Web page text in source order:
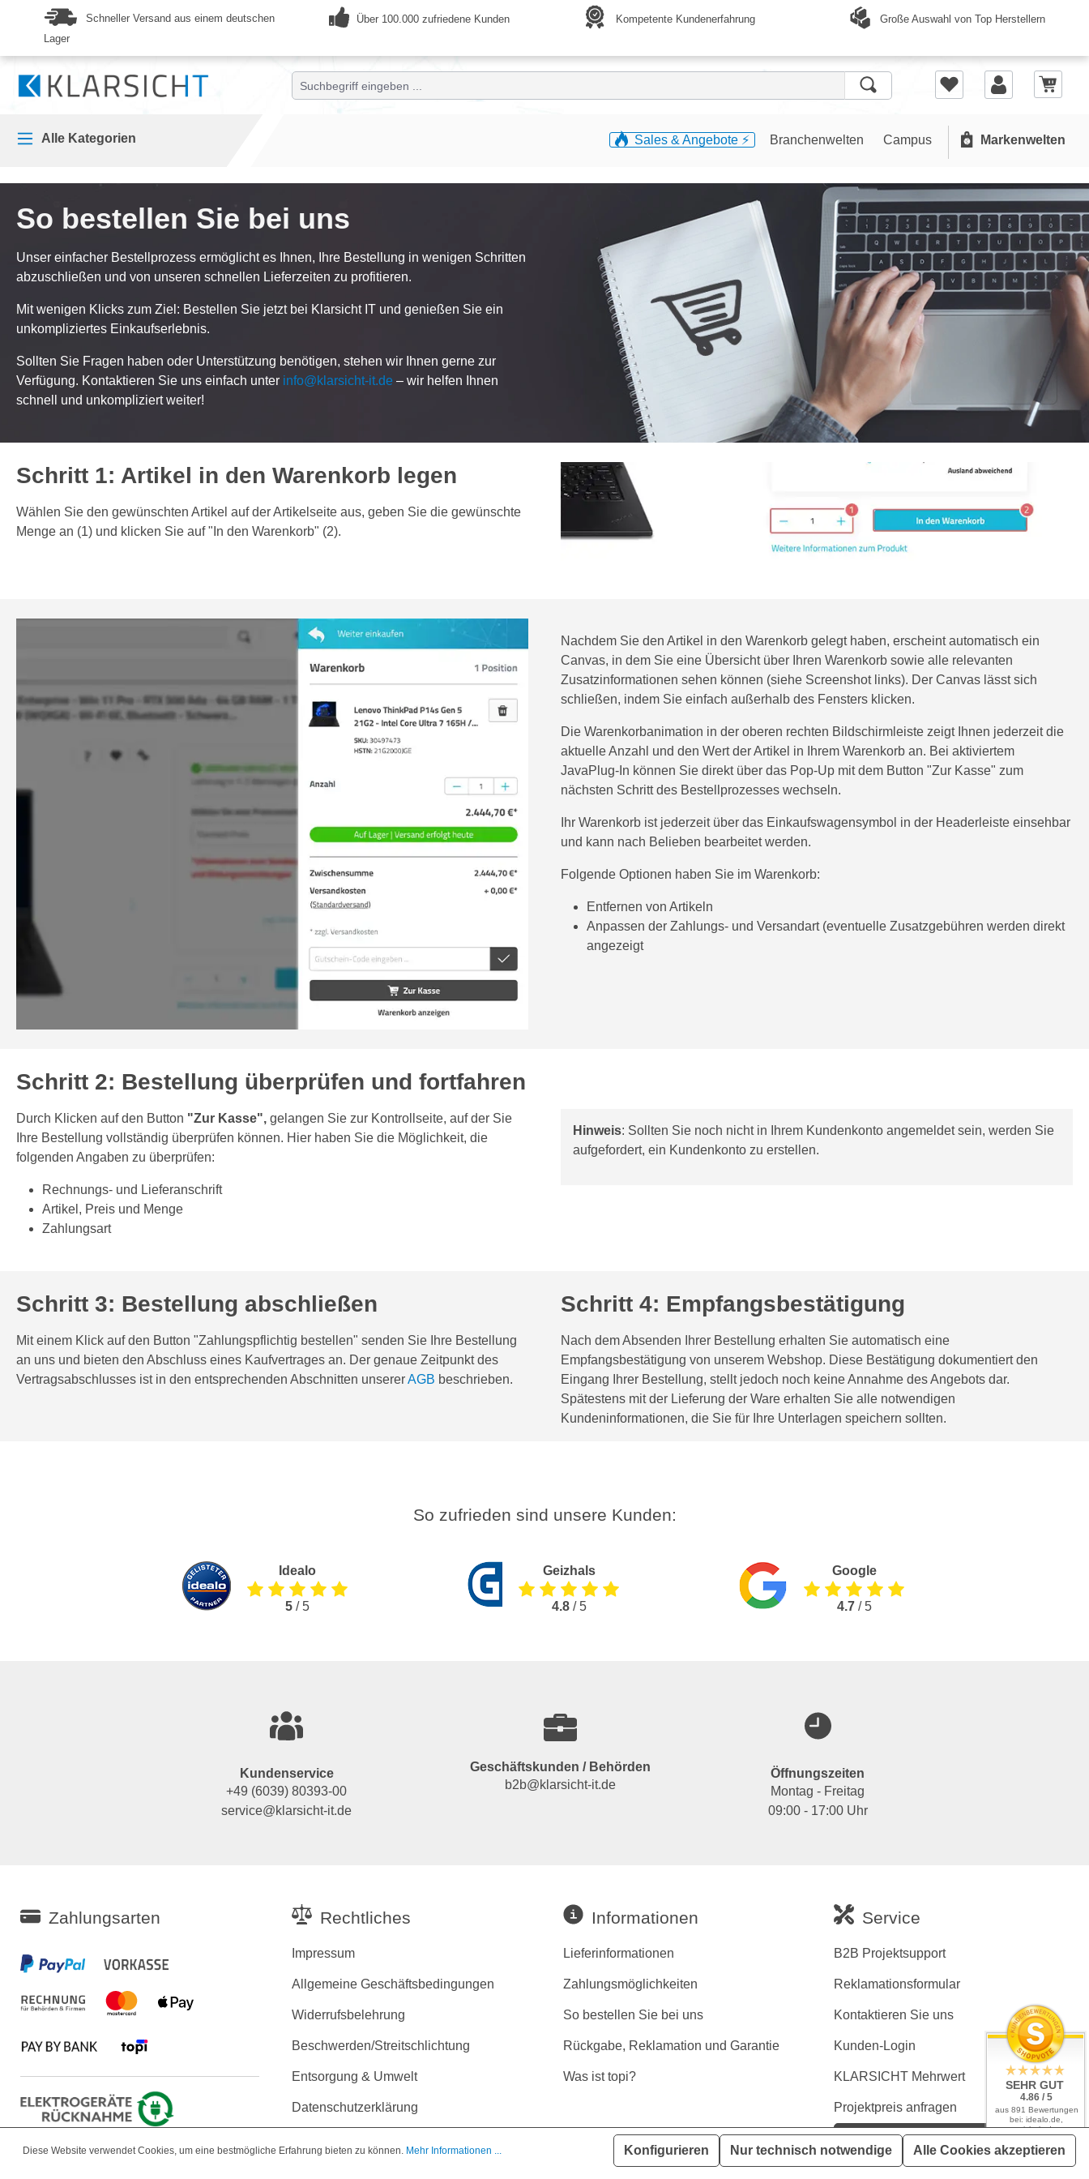
Zur Hauptnavigation springen
Schneller Versand aus einem deutschen
Lager
Über 100.000 zufriedene Kunden Kompetente Kundenerfahrung Große Auswahl von Top Herstellern
Alle Kategorien Sales & Angebote ⚡️ Branchenwelten Campus Markenwelten
So bestellen Sie bei uns
Unser einfacher Bestellprozess ermöglicht es Ihnen, Ihre Bestellung in wenigen Schritten
abzuschließen und von unseren schnellen Lieferzeiten zu profitieren.
Mit wenigen Klicks zum Ziel: Bestellen Sie jetzt bei Klarsicht IT und genießen Sie ein
unkompliziertes Einkaufserlebnis.
Sollten Sie Fragen haben oder Unterstützung benötigen, stehen wir Ihnen gerne zur
Verfügung. Kontaktieren Sie uns einfach unter info@klarsicht-it.de – wir helfen Ihnen
schnell und unkompliziert weiter!
Schritt 1: Artikel in den Warenkorb legen
Wählen Sie den gewünschten Artikel auf der Artikelseite aus, geben Sie die gewünschte
Menge an (1) und klicken Sie auf "In den Warenkorb" (2).
Nachdem Sie den Artikel in den Warenkorb gelegt haben, erscheint automatisch ein
Canvas, in dem Sie eine Übersicht über Ihren Warenkorb sowie alle relevanten
Zusatzinformationen sehen können (siehe Screenshot links). Der Canvas lässt sich
schließen, indem Sie einfach außerhalb des Fensters klicken.
Die Warenkorbanimation in der oberen rechten Bildschirmleiste zeigt Ihnen jederzeit die
aktuelle Anzahl und den Wert der Artikel in Ihrem Warenkorb an. Bei aktiviertem
JavaPlug-In können Sie direkt über das Pop-Up mit dem Button "Zur Kasse" zum
nächsten Schritt des Bestellprozesses wechseln.
Ihr Warenkorb ist jederzeit über das Einkaufswagensymbol in der Headerleiste einsehbar
und kann nach Belieben bearbeitet werden.
Folgende Optionen haben Sie im Warenkorb:
Entfernen von Artikeln
Anpassen der Zahlungs- und Versandart (eventuelle Zusatzgebühren werden direkt
angezeigt
Schritt 2: Bestellung überprüfen und fortfahren
Durch Klicken auf den Button "Zur Kasse", gelangen Sie zur Kontrollseite, auf der Sie
Ihre Bestellung vollständig überprüfen können. Hier haben Sie die Möglichkeit, die
folgenden Angaben zu überprüfen:
Rechnungs- und Lieferanschrift
Artikel, Preis und Menge
Zahlungsart
Hinweis: Sollten Sie noch nicht in Ihrem Kundenkonto angemeldet sein, werden Sie
aufgefordert, ein Kundenkonto zu erstellen.
Schritt 3: Bestellung abschließen
Mit einem Klick auf den Button "Zahlungspflichtig bestellen" senden Sie Ihre Bestellung
an uns und bieten den Abschluss eines Kaufvertrages an. Der genaue Zeitpunkt des
Vertragsabschlusses ist in den entsprechenden Abschnitten unsererAGB beschrieben.
Schritt 4: Empfangsbestätigung
Nach dem Absenden Ihrer Bestellung erhalten Sie automatisch eine
Empfangsbestätigung von unserem Webshop. Diese Bestätigung dokumentiert den
Eingang Ihrer Bestellung, stellt jedoch noch keine Annahme des Angebots dar.
Spätestens mit der Lieferung der Ware erhalten Sie alle notwendigen
Kundeninformationen, die Sie für Ihre Unterlagen speichern sollten.
So zufrieden sind unsere Kunden:
Idealo
5/ 5
Geizhals
4.8/ 5
Google
4.7/ 5
Kundenservice
+49 (6039) 80393-00
service@klarsicht-it.de
Geschäftskunden / Behörden
b2b@klarsicht-it.de
Öffnungszeiten
Montag - Freitag
09:00 - 17:00 Uhr
Zahlungsarten Rechtliches
Impressum
Allgemeine Geschäftsbedingungen
Widerrufsbelehrung
Beschwerden/Streitschlichtung
Entsorgung & Umwelt
Datenschutzerklärung
Informationen
Lieferinformationen
Zahlungsmöglichkeiten
So bestellen Sie bei uns
Rückgabe, Reklamation und Garantie
Was ist topi?
Service
B2B Projektsupport
Reklamationsformular
Kontaktieren Sie uns
Kunden-Login
KLARSICHT Mehrwert
Projektpreis anfragen
Kaufvertrag widerrufen
Diese Website verwendet Cookies, um eine bestmögliche Erfahrung bieten zu können. Mehr Informationen ... Konfigurieren Nur technisch notwendige Alle Cookies akzeptieren
SEHR GUT
4.86 / 5
aus 891 Bewertungen
bei: idealo.de,
geizhals.de,
shopvote.de